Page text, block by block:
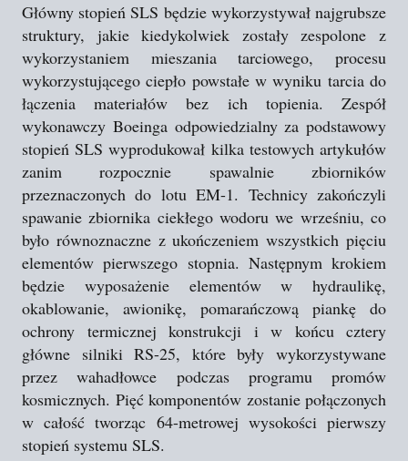
Główny stopień SLS będzie wykorzystywał najgrubsze
struktury, jakie kiedykolwiek zostały zespolone z
wykorzystaniem mieszania tarciowego, procesu
wykorzystującego ciepło powstałe w wyniku tarcia do
łączenia materiałów bez ich topienia. Zespół
wykonawczy Boeinga odpowiedzialny za podstawowy
stopień SLS wyprodukował kilka testowych artykułów
zanim rozpocznie spawalnie zbiorników
przeznaczonych do lotu EM-1. Technicy zakończyli
spawanie zbiornika ciekłego wodoru we wrześniu, co
było równoznaczne z ukończeniem wszystkich pięciu
elementów pierwszego stopnia. Następnym krokiem
będzie wyposażenie elementów w hydraulikę,
okablowanie, awionikę, pomarańczową piankę do
ochrony termicznej konstrukcji i w końcu cztery
główne silniki RS-25, które były wykorzystywane
przez wahadłowce podczas programu promów
kosmicznych. Pięć komponentów zostanie połączonych
w całość tworząc 64-metrowej wysokości pierwszy
stopień systemu SLS.